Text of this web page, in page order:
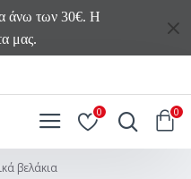
άνω των 30€. Η
μας.
0 0
βελάκια